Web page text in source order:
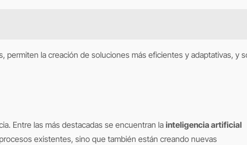
permiten la creación de soluciones más eficientes y adaptativas, y
Entre las más destacadas se encuentran la inteligencia artificial
existentes, sino que también están creando nuevas